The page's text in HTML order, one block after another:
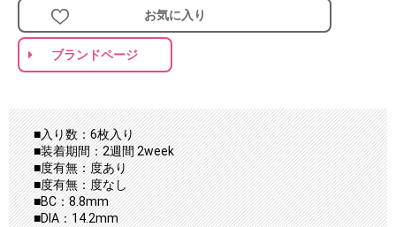
お気に入り
ブランドページ
■入り数：6枚入り
■装着期間：2週間 2week
■度有無：度あり
■度有無：度なし
■BC：8.8mm
■DIA：14.2mm